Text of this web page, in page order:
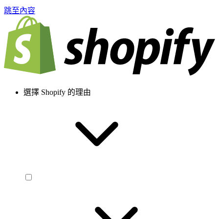
跳至內容
選擇 Shopify 的理由